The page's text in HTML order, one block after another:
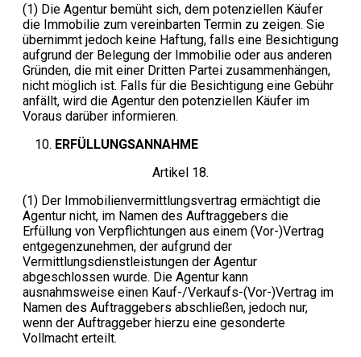
(1) Die Agentur bemüht sich, dem potenziellen Käufer
die Immobilie zum vereinbarten Termin zu zeigen. Sie
übernimmt jedoch keine Haftung, falls eine Besichtigung
aufgrund der Belegung der Immobilie oder aus anderen
Gründen, die mit einer Dritten Partei zusammenhängen,
nicht möglich ist. Falls für die Besichtigung eine Gebühr
anfällt, wird die Agentur den potenziellen Käufer im
Voraus darüber informieren.
ERFÜLLUNGSANNAHME
Artikel 18.
(1) Der Immobilienvermittlungsvertrag ermächtigt die
Agentur nicht, im Namen des Auftraggebers die
Erfüllung von Verpflichtungen aus einem (Vor-)Vertrag
entgegenzunehmen, der aufgrund der
Vermittlungsdienstleistungen der Agentur
abgeschlossen wurde. Die Agentur kann
ausnahmsweise einen Kauf-/Verkaufs-(Vor-)Vertrag im
Namen des Auftraggebers abschließen, jedoch nur,
wenn der Auftraggeber hierzu eine gesonderte
Vollmacht erteilt.